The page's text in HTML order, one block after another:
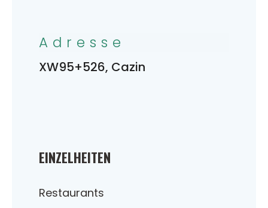
EINZELHEITEN
Restaurants
Adresse
XW95+526, Cazin